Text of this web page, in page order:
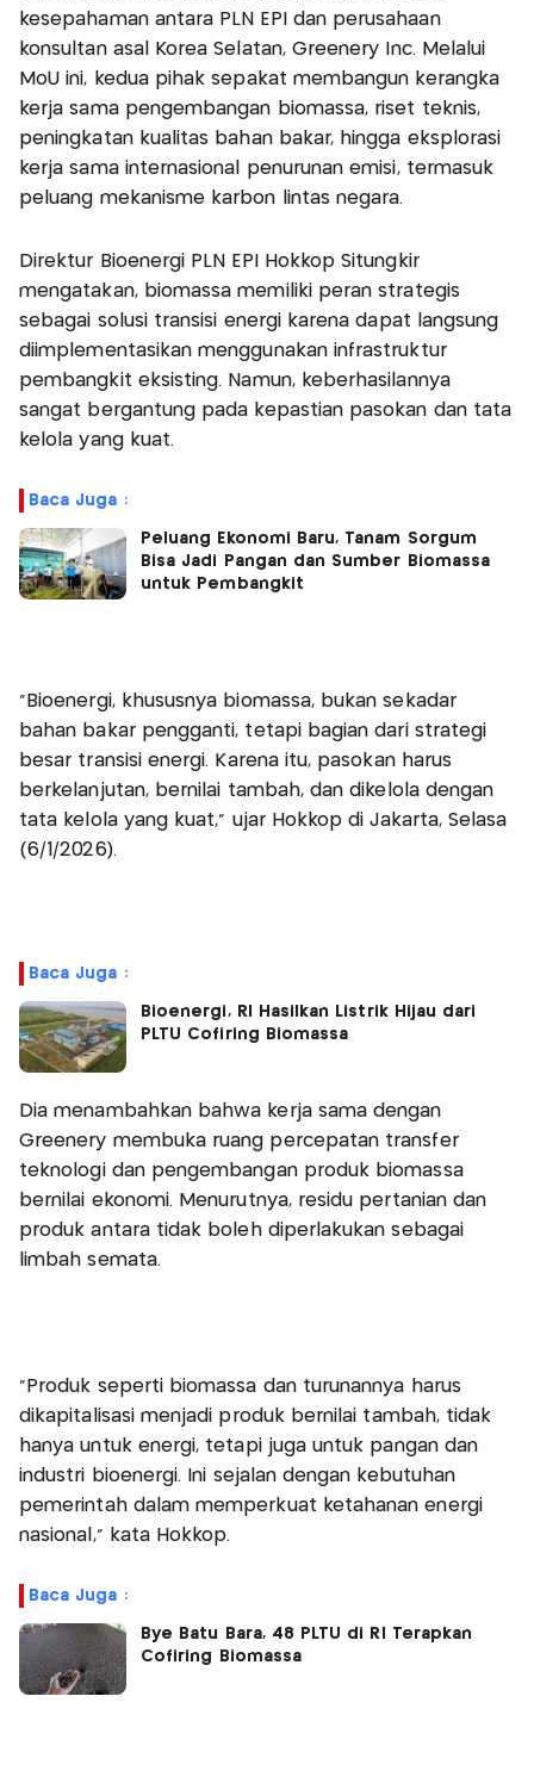
kesepahaman antara PLN EPI dan perusahaan
konsultan asal Korea Selatan, Greenery Inc. Melalui
MoU ini, kedua pihak sepakat membangun kerangka
kerja sama pengembangan biomassa, riset teknis,
peningkatan kualitas bahan bakar, hingga eksplorasi
kerja sama internasional penurunan emisi, termasuk
peluang mekanisme karbon lintas negara.
‎Direktur Bioenergi PLN EPI Hokkop Situngkir
mengatakan, biomassa memiliki peran strategis
sebagai solusi transisi energi karena dapat langsung
diimplementasikan menggunakan infrastruktur
pembangkit eksisting. Namun, keberhasilannya
sangat bergantung pada kepastian pasokan dan tata
kelola yang kuat.
Baca Juga :
Peluang Ekonomi Baru, Tanam Sorgum
Bisa Jadi Pangan dan Sumber Biomassa
untuk Pembangkit
‎"Bioenergi, khususnya biomassa, bukan sekadar
bahan bakar pengganti, tetapi bagian dari strategi
besar transisi energi. Karena itu, pasokan harus
berkelanjutan, bernilai tambah, dan dikelola dengan
tata kelola yang kuat,” ujar Hokkop di Jakarta, Selasa
(6/1/2026).
Baca Juga :
Bioenergi, RI Hasilkan Listrik Hijau dari
PLTU Cofiring Biomassa
Dia menambahkan bahwa kerja sama dengan
Greenery membuka ruang percepatan transfer
teknologi dan pengembangan produk biomassa
bernilai ekonomi. Menurutnya, residu pertanian dan
produk antara tidak boleh diperlakukan sebagai
limbah semata.
‎"Produk seperti biomassa dan turunannya harus
dikapitalisasi menjadi produk bernilai tambah, tidak
hanya untuk energi, tetapi juga untuk pangan dan
industri bioenergi. Ini sejalan dengan kebutuhan
pemerintah dalam memperkuat ketahanan energi
nasional,” kata Hokkop.
Baca Juga :
Bye Batu Bara, 48 PLTU di RI Terapkan
Cofiring Biomassa